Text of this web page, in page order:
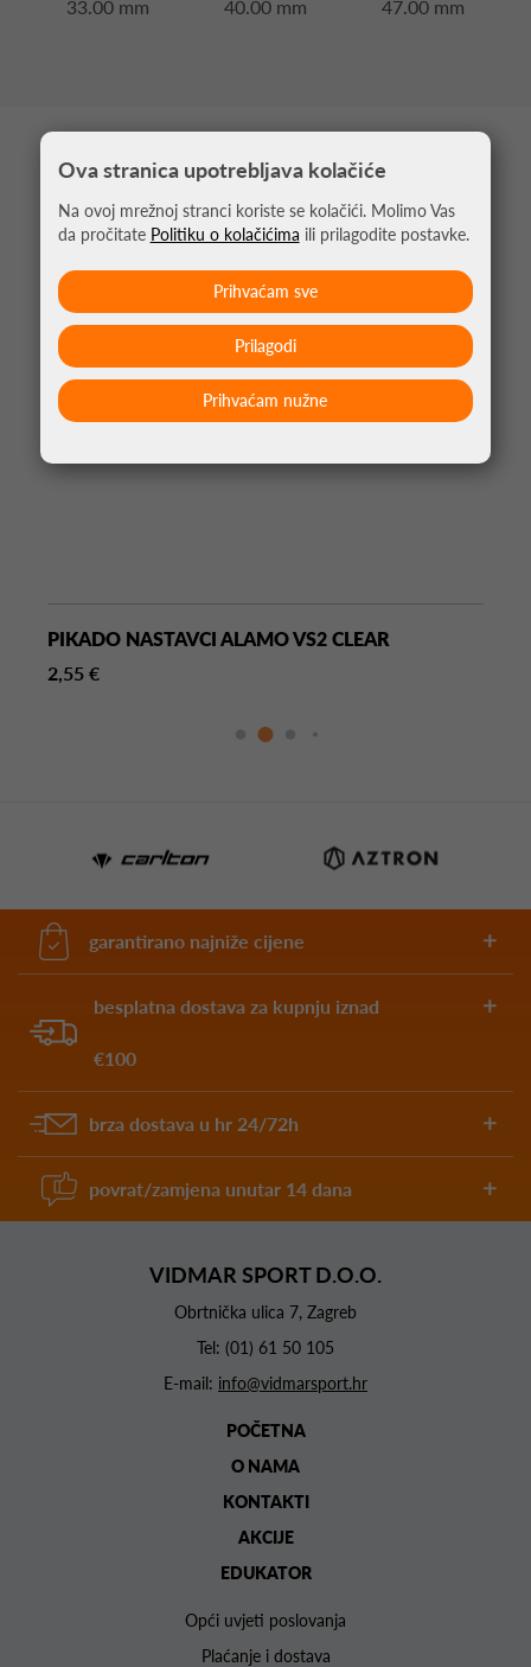
33.00 mm 40.00 mm 47.00 mm
MOŽDA VAS ZANIMA
PIKADO NASTAVCI ALAMO VS2 CLEAR
2,55 €
garantirano najniže cijene
besplatna dostava za kupnju iznad
€100
brza dostava u hr 24/72h
povrat/zamjena unutar 14 dana
VIDMAR SPORT D.O.O.
Obrtnička ulica 7, Zagreb
Tel: (01) 61 50 105
E-mail: info@vidmarsport.hr
POČETNA
O NAMA
KONTAKTI
AKCIJE
EDUKATOR
Opći uvjeti poslovanja
Plaćanje i dostava
Ova stranica upotrebljava kolačiće
Na ovoj mrežnoj stranci koriste se kolačići. Molimo Vas
da pročitate Politiku o kolačićima ili prilagodite postavke.
Prihvaćam nužne
Prilagodi
Prihvaćam sve